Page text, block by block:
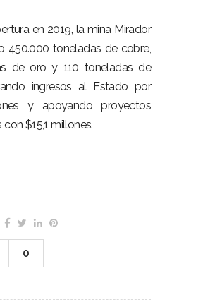
en 2019, la mina Mirador
450.000 toneladas de cobre,
de oro y 110 toneladas de
ingresos al Estado por
y apoyando proyectos
$15,1 millones.
0